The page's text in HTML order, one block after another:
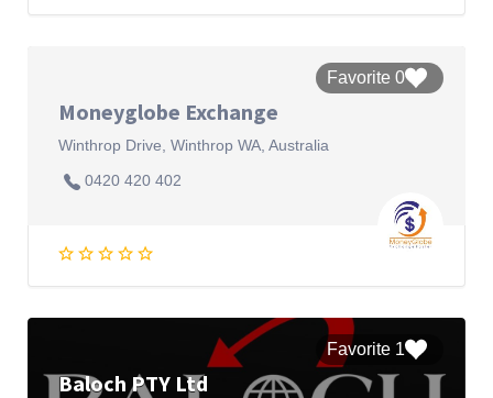
0 Favorite
Moneyglobe Exchange
Winthrop Drive, Winthrop WA, Australia
0420 420 402
1 Favorite
Baloch PTY Ltd